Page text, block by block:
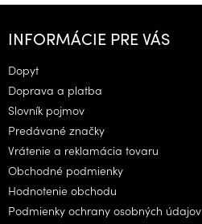
Z
INFORMÁCIE PRE VÁS
Dopyt
Doprava a platba
Slovník pojmov
Predávané značky
Vrátenie a reklamácia tovaru
Obchodné podmienky
Hodnotenie obchodu
Podmienky ochrany osobných údajov